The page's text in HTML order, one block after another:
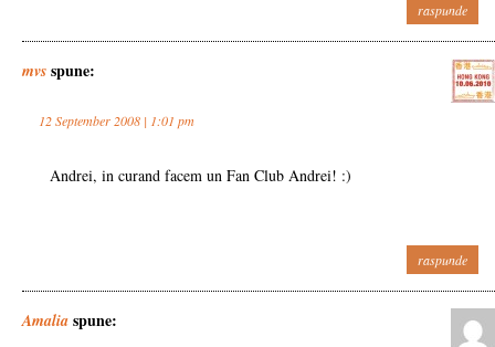
raspunde
mvs spune:
12 September 2008 | 1:01 pm
Andrei, in curand facem un Fan Club Andrei! :)
raspunde
Amalia spune: